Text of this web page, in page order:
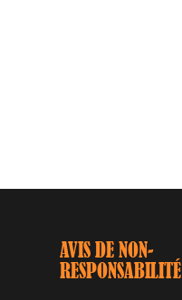
AVIS DE NON-
RESPONSABILITÉ